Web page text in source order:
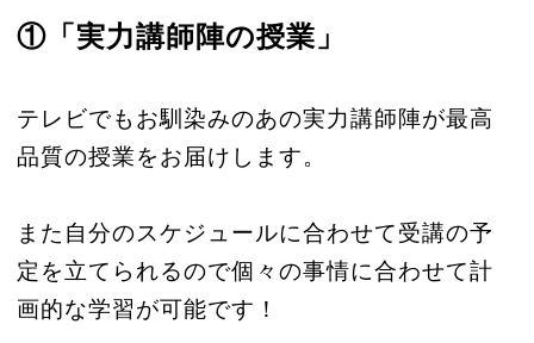
①「実力講師陣の授業」
テレビでもお馴染みのあの実力講師陣が最高
品質の授業をお届けします。
また自分のスケジュールに合わせて受講の予
定を立てられるので個々の事情に合わせて計
画的な学習が可能です！